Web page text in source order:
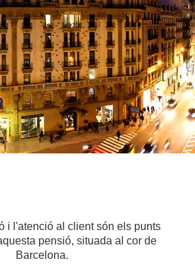
i l'atenció al client són els punts
pensió, situada al cor de
Barcelona.